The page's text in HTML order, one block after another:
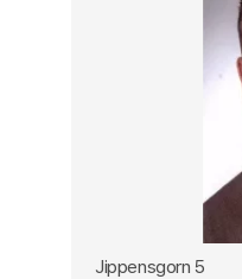
Jippensgorn 5